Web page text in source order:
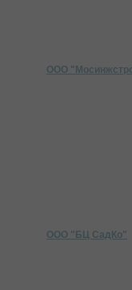
ООО
ООО "БЦ СадКо"